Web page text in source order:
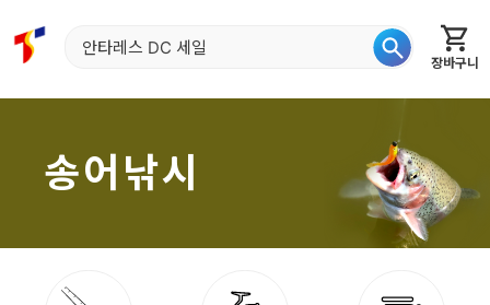
장바구니
홈 신상품 재입고 베스트 특가 이월 어종별
송어낚시